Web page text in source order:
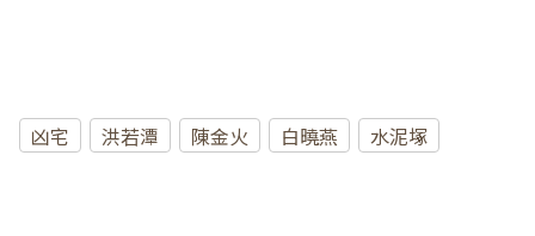
凶宅 洪若潭 陳金火 白曉燕 水泥塚